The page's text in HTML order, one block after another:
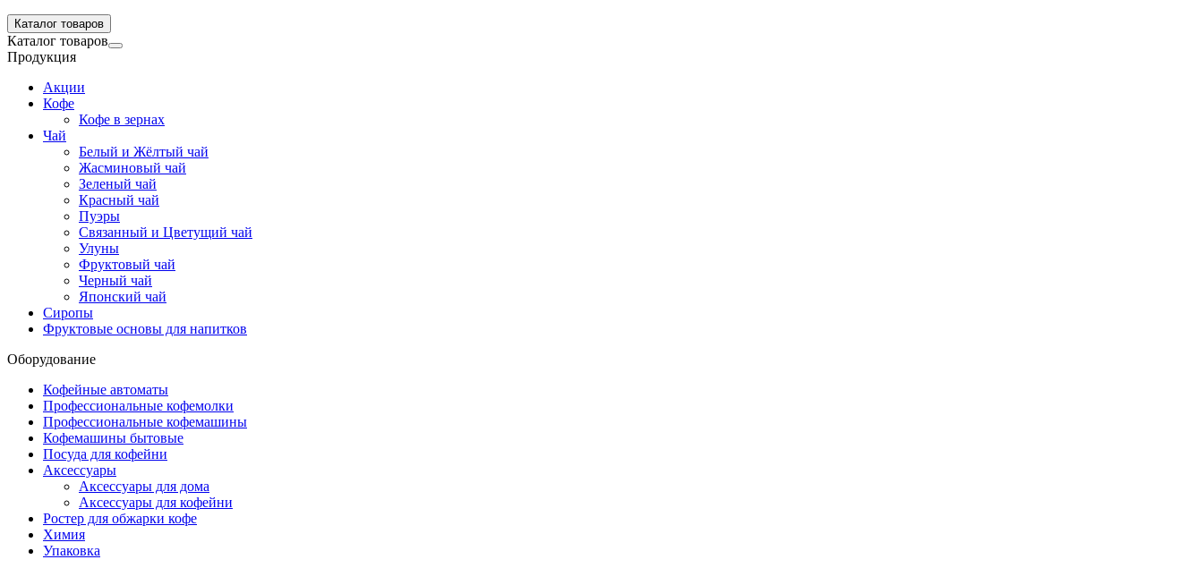
Каталог товаров
Каталог товаров
Продукция
Акции
Кофе
Кофе в зернах
Чай
Белый и Жёлтый чай
Жасминовый чай
Зеленый чай
Красный чай
Пуэры
Связанный и Цветущий чай
Улуны
Фруктовый чай
Черный чай
Японский чай
Сиропы
Фруктовые основы для напитков
Оборудование
Кофейные автоматы
Профессиональные кофемолки
Профессиональные кофемашины
Кофемашины бытовые
Посуда для кофейни
Аксессуары
Аксессуары для дома
Аксессуары для кофейни
Ростер для обжарки кофе
Химия
Упаковка